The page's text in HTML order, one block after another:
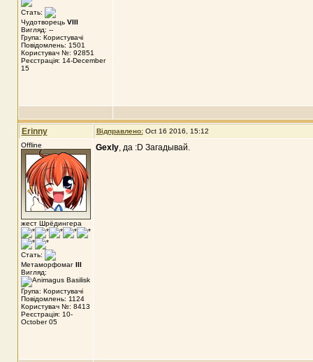
Стать:
Чудотворець VIII
Вигляд: --
Група: Користувачі
Повідомлень: 1501
Користувач №: 92851
Реєстрація: 14-December
15
Erinny Відправлено: Oct 16 2016, 15:12
Offline
жест Шрёдингера
Стать:
Метаморфомаг III
Вигляд:
Група: Користувачі
Повідомлень: 1124
Користувач №: 8413
Реєстрація: 10-
October 05
Gexly, да :D Загадывай.